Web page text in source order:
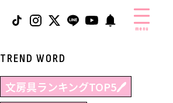
menu
TREND WORD
文房具ランキングTOP5🖊